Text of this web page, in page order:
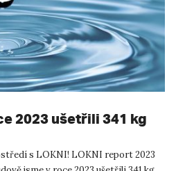
2023 ušetřili 341 kg
s LOKNI! LOKNI report 2023